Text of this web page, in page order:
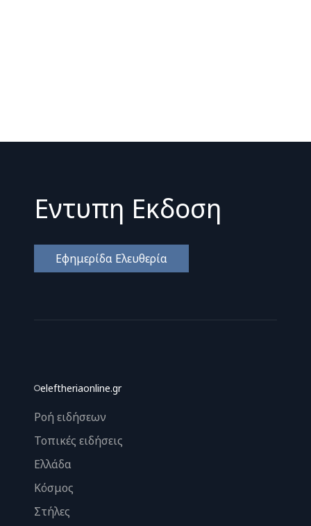
Εντυπη Εκδοση
Εφημερίδα Ελευθερία
eleftheriaonline.gr
Ροή ειδήσεων
Τοπικές ειδήσεις
Ελλάδα
Κόσμος
Στήλες